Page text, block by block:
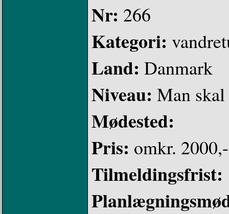
Nr: 266
Kategori:
Land: Danmark
Niveau: Man
Mødested:
Pris: omkr.
Tilmeldingsfrist: